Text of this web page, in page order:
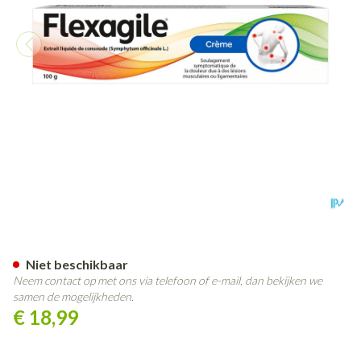
€ 18,99
Niet beschikbaar
Neem contact op met ons via telefoon of e-mail, dan bekijken we
samen de mogelijkheden.